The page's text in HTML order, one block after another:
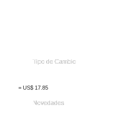
Tipo de Cambio
= US$17.85
Novedades